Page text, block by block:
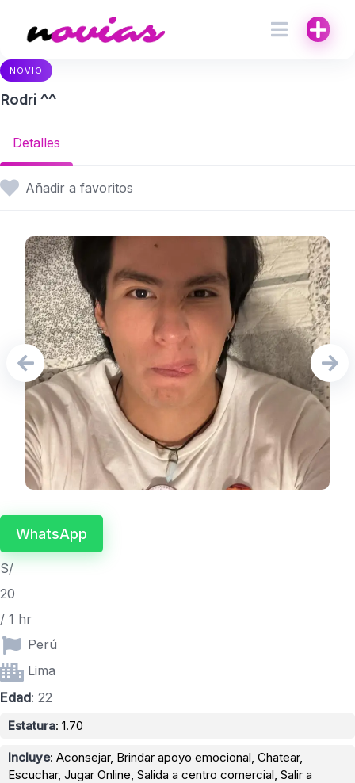
NOVIO
Rodri ^^
Detalles
Añadir a favoritos
WhatsApp
S/
20
/ 1 hr
Perú
Lima
Edad: 22
Estatura: 1.70
Incluye: Aconsejar, Brindar apoyo emocional, Chatear,
Escuchar, Jugar Online, Salida a centro comercial, Salir a